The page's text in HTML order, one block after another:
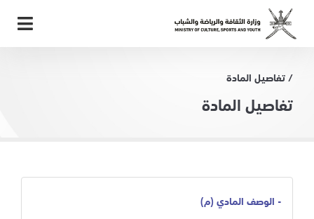
/ تفاصيل المادة
تفاصيل المادة
- الوصف المادي (م)